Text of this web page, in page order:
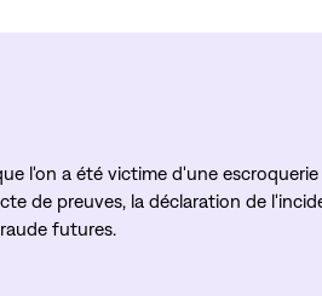
l'on a été victime d'une
de preuves, la déclaration de
futures.